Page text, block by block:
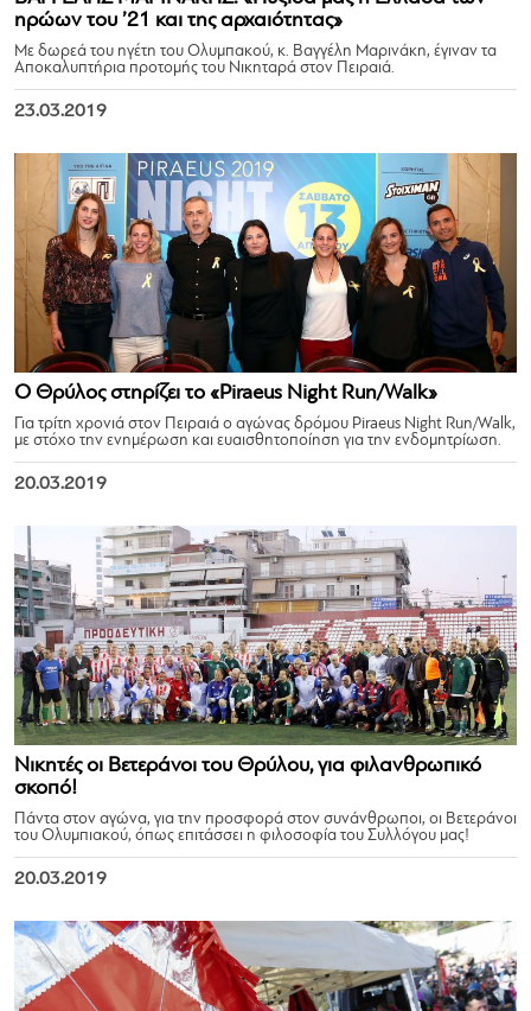
ηρώων του ’21 και της αρχαιότητας»
Με δωρεά του ηγέτη του Ολυμπακού, κ. Βαγγέλη Μαρινάκη, έγιναν τα
Αποκαλυπτήρια προτομής του Νικηταρά στον Πειραιά.
23.03.2019
Ο Θρύλος στηρίζει το «Piraeus Night Run/Walk»
Για τρίτη χρονιά στον Πειραιά ο αγώνας δρόμου Piraeus Night Run/Walk,
με στόχο την ενημέρωση και ευαισθητοποίηση για την ενδομητρίωση.
20.03.2019
Νικητές οι Βετεράνοι του Θρύλου, για φιλανθρωπικό
σκοπό!
Πάντα στον αγώνα, για την προσφορά στον συνάνθρωποι, οι Βετεράνοι
του Ολυμπιακού, όπως επιτάσσει η φιλοσοφία του Συλλόγου μας!
20.03.2019